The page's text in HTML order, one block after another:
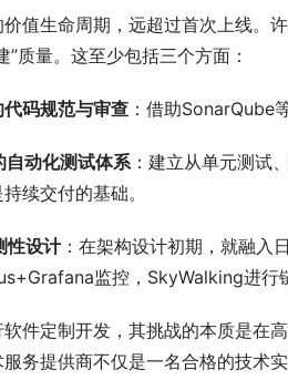
值生命周期，远超过首次上线。
”质量。这至少包括三个方面：
码规范与审查 ：借助SonarQube
自动化测试体系：建立从单元测试
续交付的基础。
性设计：在架构设计初期，就融入
监控，SkyWalking进行
件定制开发，其挑战的本质是在
务提供商不仅是一名合格的技术